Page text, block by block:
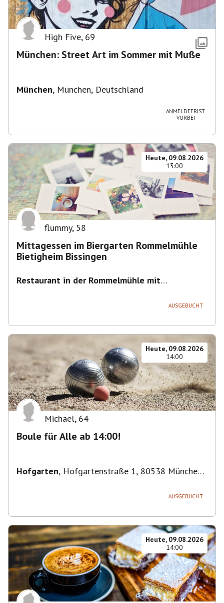
High Five, 69
München: Street Art im Sommer mit Muße
München, München, Deutschland
ANMELDEFRIST
VORBEI
Heute, 09.08.2026
13:00
flummy, 58
Mittagessen im Biergarten Rommelmühle
Bietigheim Bissingen
Restaurant in der Rommelmühle mit
AUSGEBUCHT
Heute, 09.08.2026
14:00
Michael, 64
Boule für Alle ab 14:00!
Hofgarten, Hofgartenstraße 1, 80538 München,
AUSGEBUCHT
Heute, 09.08.2026
14:00